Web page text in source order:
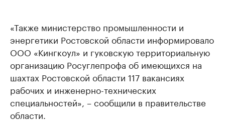
«Также министерство промышленности и
энергетики Ростовской области информировало
ООО «Кингкоул» и гуковскую территориальную
организацию Росуглепрофа об имеющихся на
шахтах Ростовской области 117 вакансиях
рабочих и инженерно-технических
специальностей», – сообщили в правительстве
области.